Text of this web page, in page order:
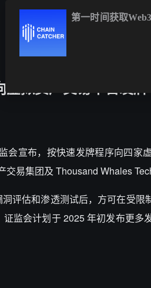
拟资产交易平台发牌
会宣布，按快速发牌程序向四家
易集团及 Thousand Whales
评估和渗透测试后，方可在受
监会计划于 2025 年初发布更
第一时间获取